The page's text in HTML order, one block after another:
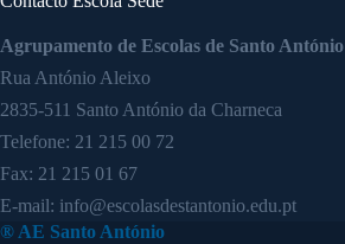
Agrupamento de Escolas de Santo António
Rua António Aleixo
2835-511 Santo António da Charneca
Telefone: 21 215 00 72
Fax: 21 215 01 67
E-mail: info@escolasdestantonio.edu.pt
® AE Santo António